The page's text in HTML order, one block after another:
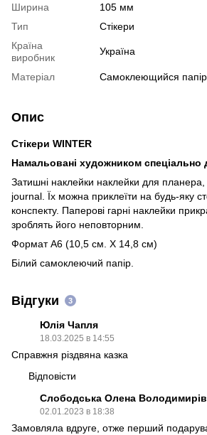
Ширина
105 мм
Тип
Стікери
Країна
виробник
Україна
Матеріал Самоклеющийся папір
Опис
Стікери WINTER
Намальовані художником спеціально
Затишні наклейки наклейки для
journal. Їх можна приклеїти на будь-яку
конспекту. Паперові гарні наклейки
зроблять його неповторним.
Формат А6 (10,5 см. Х 14,8 см)
Білий самоклеючий папір.
Відгуки 3
Юлія Чапля
18.03.2025 в 14:55
Справжня різдвяна казка
Відповісти
Слободська Олена
02.01.2023 в 18:38
Замовляла вдруге, отже перший